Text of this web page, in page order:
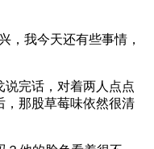
我今天还有些事情，
完话，对着两人点点
，那股草莓味依然很清